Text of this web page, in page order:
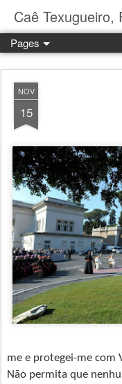
Pages
NOV
15
me e protegei-me com
Não permita que